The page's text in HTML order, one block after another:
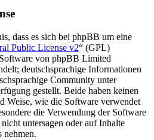
dass es sich bei phpBB um eine
Public License v2“ (GPL)
von phpBB Limited
deutschsprachige Informationen
Community unter
gestellt. Beide haben keinen
Weise, wie die Software verwendet
die Verwendung der Software
untersagen oder auf Inhalte
nehmen.